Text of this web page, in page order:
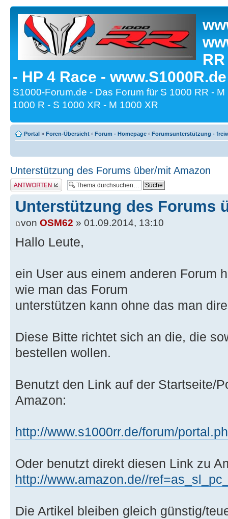
- HP 4 Race -
S1000-Forum.de - Das Forum für S 1000 RR -
1000 R - S 1000 XR - M 1000 XR
Portal » Foren-Übersicht ‹ Forum - Homepage ‹ Forumsunterstützung -
Unterstützung des Forums über/mit Amazon
Antwort erstellen
Unterstützung des Forums
von OSM62 » 01.09.2014, 13:10
Hallo Leute,
ein User aus einem anderen Forum
wie man das Forum
unterstützen kann ohne das man
Diese Bitte richtet sich an die, die
bestellen wollen.
Benutzt den Link auf der Startseite/
Amazon:
http://www.s1000rr.de/forum/
Oder benutzt direkt diesen Link zu
http://www.amazon.de//
Die Artikel bleiben gleich günstig/